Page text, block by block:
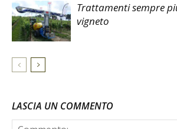
Trattamenti sempre
vigneto
LASCIA UN COMMENTO